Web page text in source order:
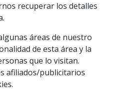
recuperar los detalles
áreas de nuestro
de esta área y la
que lo visitan.
afiliados/publicitarios